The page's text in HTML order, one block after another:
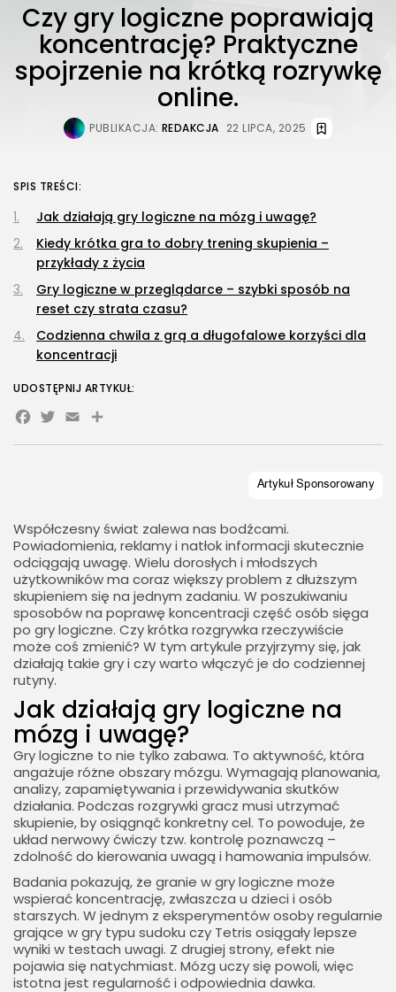
Czy gry logiczne poprawiają
koncentrację? Praktyczne
spojrzenie na krótką rozrywkę
online.
PUBLIKACJA: REDAKCJA 22 LIPCA, 2025
Współczesny świat zalewa nas bodźcami.
Powiadomienia, reklamy i natłok informacji skutecznie
odciągają uwagę. Wielu dorosłych i młodszych
użytkowników ma coraz większy problem z dłuższym
skupieniem się na jednym zadaniu. W poszukiwaniu
sposobów na poprawę koncentracji część osób sięga
po gry logiczne. Czy krótka rozgrywka rzeczywiście
może coś zmienić? W tym artykule przyjrzymy się, jak
działają takie gry i czy warto włączyć je do codziennej
rutyny.
Jak działają gry logiczne na
mózg i uwagę?
Gry logiczne to nie tylko zabawa. To aktywność, która
angażuje różne obszary mózgu. Wymagają planowania,
analizy, zapamiętywania i przewidywania skutków
działania. Podczas rozgrywki gracz musi utrzymać
skupienie, by osiągnąć konkretny cel. To powoduje, że
układ nerwowy ćwiczy tzw. kontrolę poznawczą –
zdolność do kierowania uwagą i hamowania impulsów.
Badania pokazują, że granie w gry logiczne może
wspierać koncentrację, zwłaszcza u dzieci i osób
starszych. W jednym z eksperymentów osoby regularnie
grające w gry typu sudoku czy Tetris osiągały lepsze
wyniki w testach uwagi. Z drugiej strony, efekt nie
pojawia się natychmiast. Mózg uczy się powoli, więc
istotna jest regularność i odpowiednia dawka.
SPIS TREŚCI:
Jak działają gry logiczne na mózg i uwagę?
Kiedy krótka gra to dobry trening skupienia –
przykłady z życia
Gry logiczne w przeglądarce – szybki sposób na
reset czy strata czasu?
Codzienna chwila z grą a długofalowe korzyści dla
koncentracji
UDOSTĘPNIJ ARTYKUŁ:
Facebook
Twitter
EmailShare